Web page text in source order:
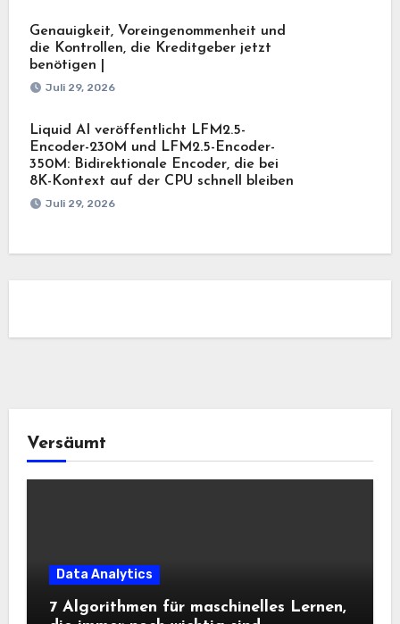
Genauigkeit, Voreingenommenheit und
die Kontrollen, die Kreditgeber jetzt
benötigen |
Juli 29, 2026
Liquid AI veröffentlicht LFM2.5-
Encoder-230M und LFM2.5-Encoder-
350M: Bidirektionale Encoder, die bei
8K-Kontext auf der CPU schnell bleiben
Juli 29, 2026
Versäumt
Data Analytics
7 Algorithmen für maschinelles Lernen,